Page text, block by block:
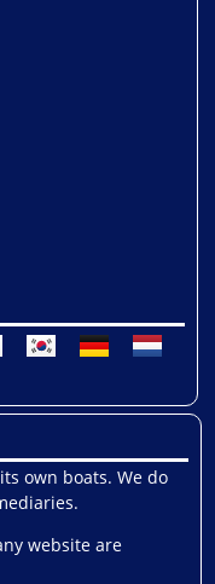
own boats. We do
website are